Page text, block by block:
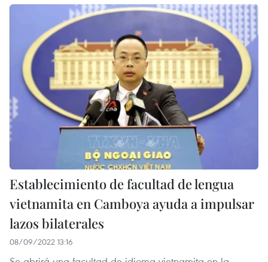
Establecimiento de facultad de lengua
vietnamita en Camboya ayuda a impulsar
lazos bilaterales
08/09/2022 13:16